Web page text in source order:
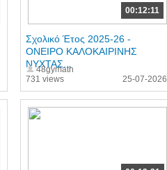
00:12:11
731 views
Σχολικό Έτος 2025-26 -
ΟΝΕΙΡΟ ΚΑΛΟΚΑΙΡΙΝΗΣ
ΝΥΧΤΑΣ...
48gymath
25-07-2026